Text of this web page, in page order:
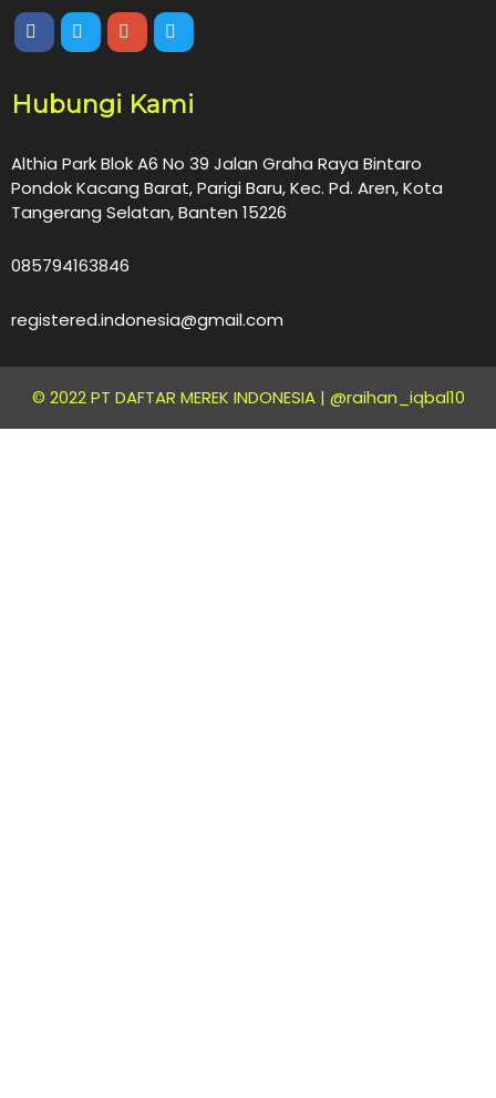
Hubungi Kami
Althia Park Blok A6 No 39 Jalan Graha Raya Bintaro
Pondok Kacang Barat, Parigi Baru, Kec. Pd. Aren, Kota
Tangerang Selatan, Banten 15226
085794163846
registered.indonesia@gmail.com
© 2022 PT DAFTAR MEREK INDONESIA | @raihan_iqbal10